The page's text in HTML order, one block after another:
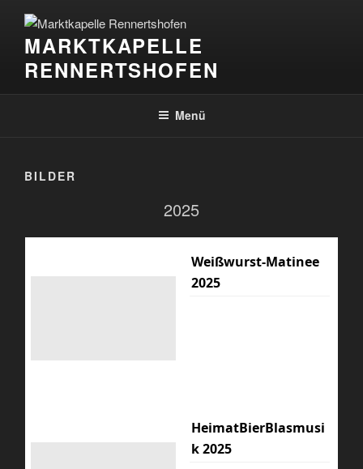
Inhalt
springenMARKTKAPELLE
RENNERTSHOFEN
Menü
BILDER
2025
Weißwurst-Matinee
2025
HeimatBierBlasmusi
k 2025